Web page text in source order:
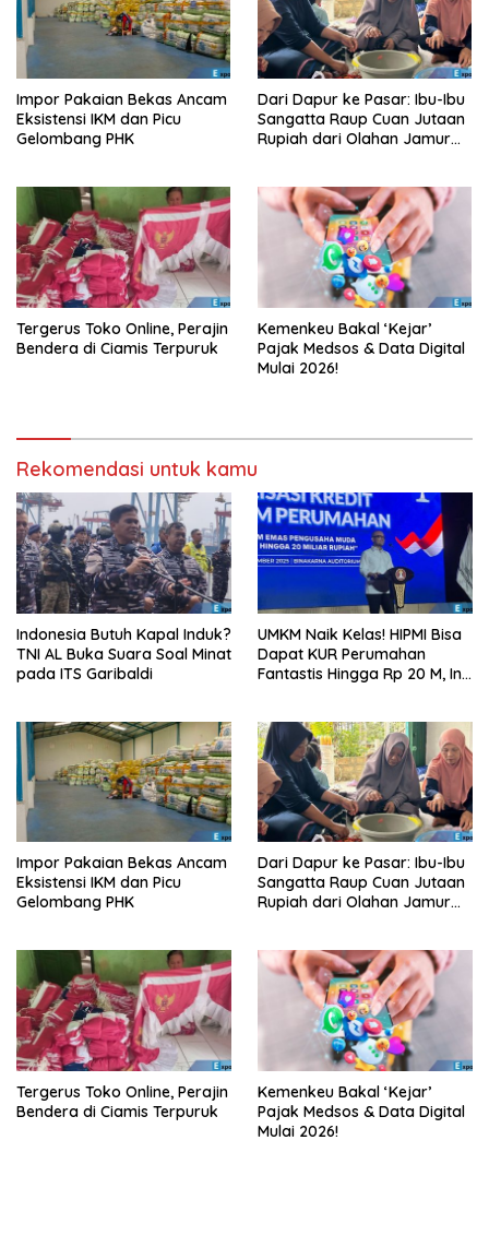
Impor Pakaian Bekas Ancam
Eksistensi IKM dan Picu
Gelombang PHK
Dari Dapur ke Pasar: Ibu-Ibu
Sangatta Raup Cuan Jutaan
Rupiah dari Olahan Jamur
Tergerus Toko Online, Perajin
Bendera di Ciamis Terpuruk
Kemenkeu Bakal ‘Kejar’
Pajak Medsos & Data Digital
Mulai 2026!
Rekomendasi untuk kamu
Indonesia Butuh Kapal Induk?
TNI AL Buka Suara Soal Minat
pada ITS Garibaldi
UMKM Naik Kelas! HIPMI Bisa
Dapat KUR Perumahan
Fantastis Hingga Rp 20 M, Ini
Impor Pakaian Bekas Ancam
Eksistensi IKM dan Picu
Gelombang PHK
Dari Dapur ke Pasar: Ibu-Ibu
Sangatta Raup Cuan Jutaan
Rupiah dari Olahan Jamur
Tergerus Toko Online, Perajin
Bendera di Ciamis Terpuruk
Kemenkeu Bakal ‘Kejar’
Pajak Medsos & Data Digital
Mulai 2026!